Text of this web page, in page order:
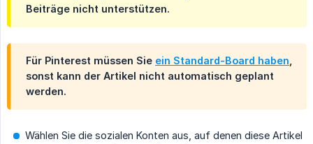
Beiträge nicht unterstützen.
Für Pinterest müssen Sie ein Standard-Board haben
sonst kann der Artikel nicht automatisch geplant
werden.
Wählen Sie die sozialen Konten aus, auf denen diese Artikel